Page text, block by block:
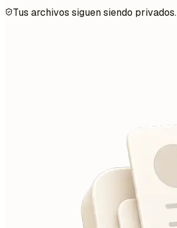
Tus archivos siguen siendo privados.